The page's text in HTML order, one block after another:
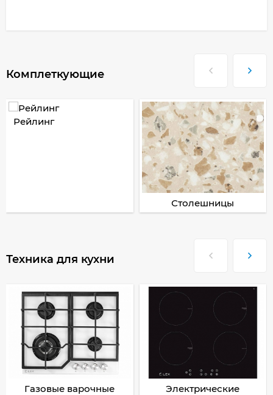
Комплеткующие
Рейлинг
Столешницы
Техника для кухни
Газовые варочные
Электрические